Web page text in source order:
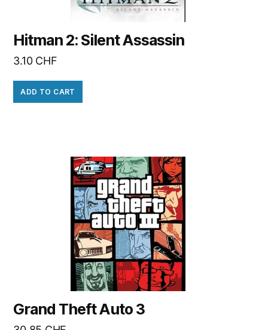
Hitman 2: Silent Assassin
3.10 CHF
ADD TO CART
Grand Theft Auto 3